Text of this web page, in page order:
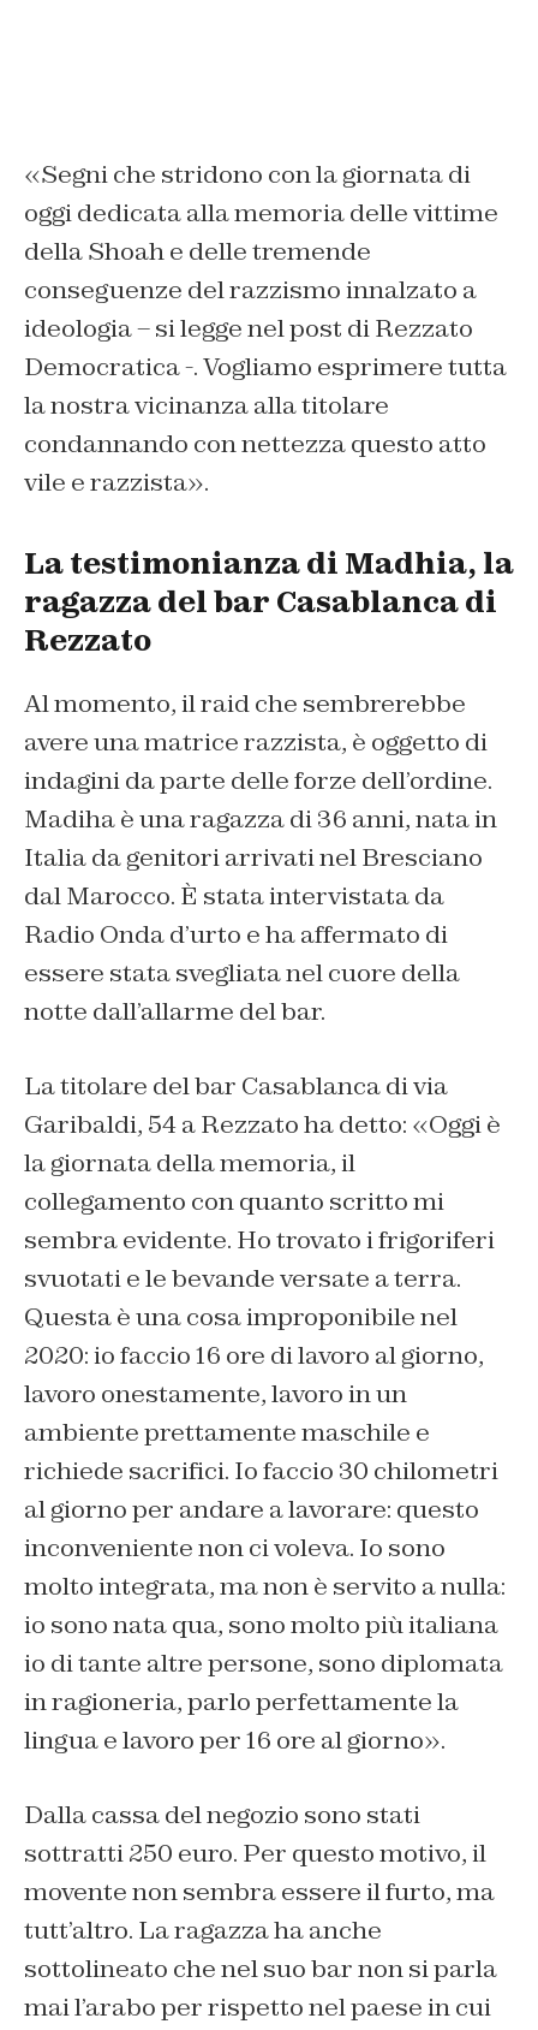
«Segni che stridono con la giornata di
oggi dedicata alla memoria delle vittime
della Shoah e delle tremende
conseguenze del razzismo innalzato a
ideologia – si legge nel post di Rezzato
Democratica -. Vogliamo esprimere tutta
la nostra vicinanza alla titolare
condannando con nettezza questo atto
vile e razzista».
La testimonianza di Madhia, la
ragazza del bar Casablanca di
Rezzato
Al momento, il raid che sembrerebbe
avere una matrice razzista, è oggetto di
indagini da parte delle forze dell’ordine.
Madiha è una ragazza di 36 anni, nata in
Italia da genitori arrivati nel Bresciano
dal Marocco. È stata intervistata da
Radio Onda d’urto e ha affermato di
essere stata svegliata nel cuore della
notte dall’allarme del bar.
La titolare del bar Casablanca di via
Garibaldi, 54 a Rezzato ha detto: «Oggi è
la giornata della memoria, il
collegamento con quanto scritto mi
sembra evidente. Ho trovato i frigoriferi
svuotati e le bevande versate a terra.
Questa è una cosa improponibile nel
2020: io faccio 16 ore di lavoro al giorno,
lavoro onestamente, lavoro in un
ambiente prettamente maschile e
richiede sacrifici. Io faccio 30 chilometri
al giorno per andare a lavorare: questo
inconveniente non ci voleva. Io sono
molto integrata, ma non è servito a nulla:
io sono nata qua, sono molto più italiana
io di tante altre persone, sono diplomata
in ragioneria, parlo perfettamente la
lingua e lavoro per 16 ore al giorno».
Dalla cassa del negozio sono stati
sottratti 250 euro. Per questo motivo, il
movente non sembra essere il furto, ma
tutt’altro. La ragazza ha anche
sottolineato che nel suo bar non si parla
mai l’arabo per rispetto nel paese in cui